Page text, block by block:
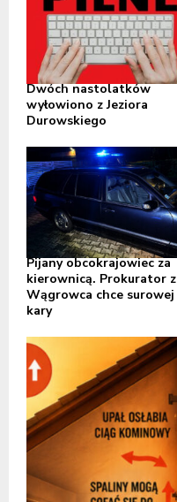
Dwóch nastolatków
wyłowiono z Jeziora
Durowskiego
Pijany obcokrajowiec za
kierownicą. Prokurator z
Wągrowca chce surowej
kary